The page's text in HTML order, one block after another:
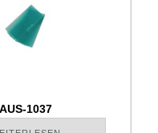
AUS-1037